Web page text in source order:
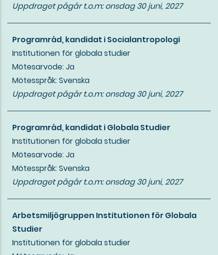
Uppdraget pågår t.o.m:onsdag 30 juni, 2027
Programråd, kandidat i Socialantropologi
Institutionen för globala studier
Mötesarvode: Ja
Mötesspråk: Svenska
Uppdraget pågår t.o.m:onsdag 30 juni, 2027
Programråd, kandidat i Globala Studier
Institutionen för globala studier
Mötesarvode: Ja
Mötesspråk: Svenska
Uppdraget pågår t.o.m:onsdag 30 juni, 2027
Arbetsmiljögruppen Institutionen för Globala
Studier
Institutionen för globala studier